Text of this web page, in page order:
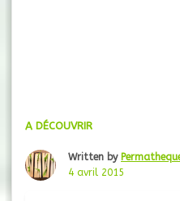
A DÉCOUVRIR
Written by
4 avril 2015